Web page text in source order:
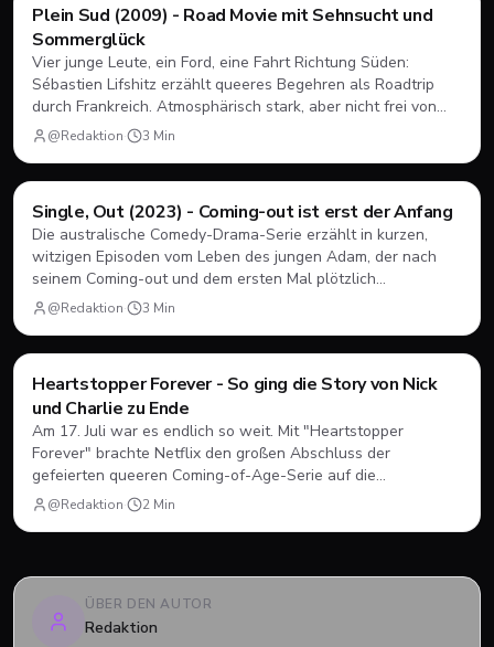
Filme & Serien
Plein Sud (2009) - Road Movie mit Sehnsucht und
Sommerglück
Vier junge Leute, ein Ford, eine Fahrt Richtung Süden:
Sébastien Lifshitz erzählt queeres Begehren als Roadtrip
durch Frankreich. Atmosphärisch stark, aber nicht frei von
Längen.
@Redaktion· 3 Min
Filme & Serien
Single, Out (2023) - Coming-out ist erst der Anfang
Die australische Comedy-Drama-Serie erzählt in kurzen,
witzigen Episoden vom Leben des jungen Adam, der nach
seinem Coming-out und dem ersten Mal plötzlich
herausfinden muss, wie Dating, Freundschaft und Familie
unter neuen Vorzeichen funktionieren.
@Redaktion· 3 Min
Filme & Serien
Heartstopper Forever - So ging die Story von Nick
und Charlie zu Ende
Am 17. Juli war es endlich so weit. Mit "Heartstopper
Forever" brachte Netflix den großen Abschluss der
gefeierten queeren Coming-of-Age-Serie auf die
Bildschirme. Statt einer vierten Staffel gab es diesmal einen
abendfüllenden Spielfilm. Wir blicken zurück, wie sich Nick
@Redaktion· 2 Min
ÜBER DEN AUTOR
Redaktion